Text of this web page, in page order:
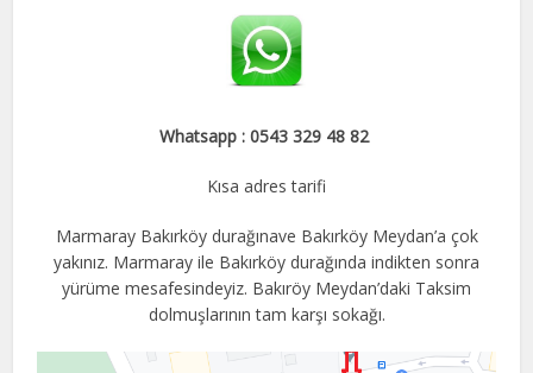
Whatsapp : 0543 329 48 82
Kısa adres tarifi
Marmaray Bakırköy durağınave Bakırköy Meydan’a çok
yakınız. Marmaray ile Bakırköy durağında indikten sonra
yürüme mesafesindeyiz. Bakıröy Meydan’daki Taksim
dolmuşlarının tam karşı sokağı.